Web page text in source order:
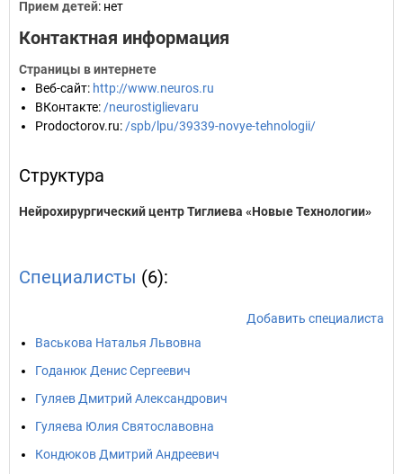
Прием детей: нет
Контактная информация
Страницы в интернете
Веб-сайт: http://www.neuros.ru
ВКонтакте: /neurostiglievaru
Prodoctorov.ru: /spb/lpu/39339-novye-tehnologii/
Структура
Нейрохирургический центр Тиглиева «Новые Технологии»
Специалисты (6):
Добавить специалиста
Васькова Наталья Львовна
Годанюк Денис Сергеевич
Гуляев Дмитрий Александрович
Гуляева Юлия Святославовна
Кондюков Дмитрий Андреевич